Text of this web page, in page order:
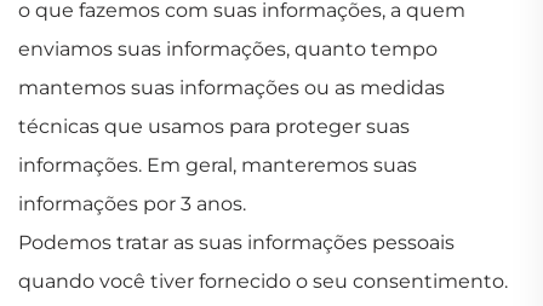
o que fazemos com suas informações, a quem
enviamos suas informações, quanto tempo
mantemos suas informações ou as medidas
técnicas que usamos para proteger suas
informações. Em geral, manteremos suas
informações por 3 anos.
Podemos tratar as suas informações pessoais
quando você tiver fornecido o seu consentimento.